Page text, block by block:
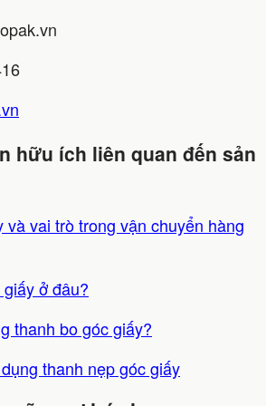
hữu ích liên quan đến sản
và vai trò trong vận chuyển hàng
ở đâu?
thanh bo góc giấy?
thanh nẹp góc giấy